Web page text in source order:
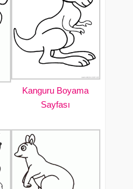
Kanguru Boyama
Sayfası